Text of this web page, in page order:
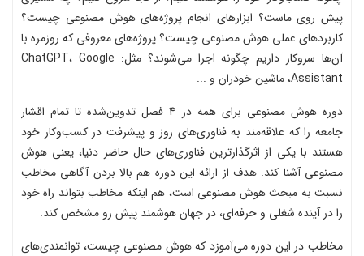
پیش روی ماست؟ ابزارهای انجام پروژه‌های هوش مصنوعی چیست؟
کاربردهای عملی هوش مصنوعی چیست؟ پروژه‌های معروفی که روزمره با
آن‌ها سروکار داریم چگونه اجرا می‌شوند؟ مثل: ChatGPT، Google
Assistant، ماشین خودران و ...
دوره هوش مصنوعی برای همه در 4 فصل تدوین‌شده تا تمام اقشار
جامعه را که علاقه‌مند به فناوری‌های روز و پیشرفت در کسب‌وکار خود
هستند با یکی از اثرگذارترین فناوری‌های حال حاضر دنیا، یعنی هوش
مصنوعی آشنا کند. هدف از ارائه این دوره هم بالا بردن آگاهی مخاطب
نسبت به مبحث هوش مصنوعی است، هم اینکه مخاطب بتواند راه خود
را در آینده شغلی و حرفه‌ای، در جهان هوشمند پیش رو مشخص کند.
مخاطب در این دوره می‌آموزد که هوش مصنوعی چیست، توانمندی‌های